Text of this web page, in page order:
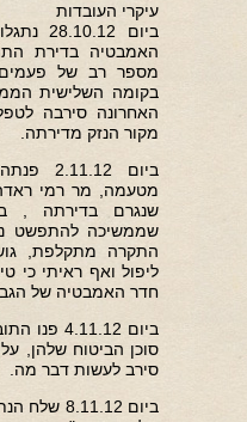
עיקרי העובדות
ביום
מספר רב של
בקומה השלישית
האחרונה סירבה
מקור הנזק מדירתה.
מטעמה, מר רמי
שנגרם בדירתה ,
שממשיכה להתפשט
התקרה מתקלפת,
ליפול ואף ראיתי כי
חדר האמבטיה של הגב'
סוכן הביטוח שלהן,
סירב לעשות דבר מה.